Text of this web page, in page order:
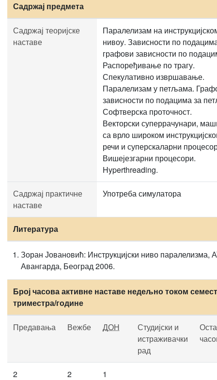
Садржај предмета
Садржај теоријске
наставе
Паралелизам на
нивоу. Зависности по
графови зависности по
Распоређивање по трагу.
Спекулативно извршавање.
Паралелизам у петљама.
зависности по подацима за
Софтверска проточност.
Векторски суперрачунари,
са врло широком
речи и суперскаларни
Вишејезгарни процесори.
Hyperthreading.
Садржај практичне
наставе
Употреба симулатора
Литература
Зоран Јовановић: Инструкцијски ниво паралелизма,
Авангарда, Београд 2006.
Број часова активне наставе недељно током
триместра/године
Предавања Вежбе ДОН
Студијски и
истраживачки
рад
2 2 1